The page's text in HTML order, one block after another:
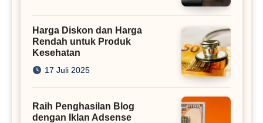
Harga Diskon dan Harga
Rendah untuk Produk
Kesehatan
17 Juli 2025
Raih Penghasilan Blog
dengan Iklan Adsense